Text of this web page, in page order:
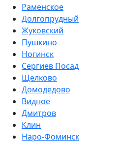
Раменское
Долгопрудный
Жуковский
Пушкино
Ногинск
Сергиев Посад
Щёлково
Домодедово
Видное
Дмитров
Клин
Наро-Фоминск